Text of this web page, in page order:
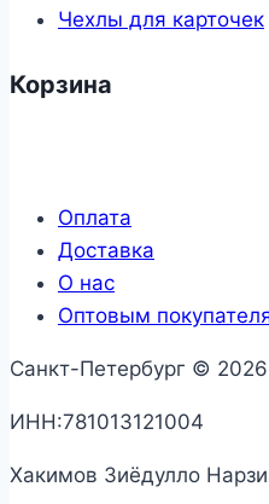
Чехлы для карточек
Корзина
Оплата
Доставка
О нас
Оптовым
Санкт-Петербург ©
ИНН:781013121004
Хакимов Зиёдулло